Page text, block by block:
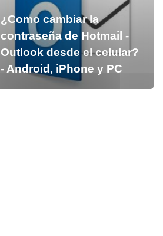
¿Como cambiar la
contraseña de Hotmail -
Outlook desde el celular?
- Android, iPhone y PC